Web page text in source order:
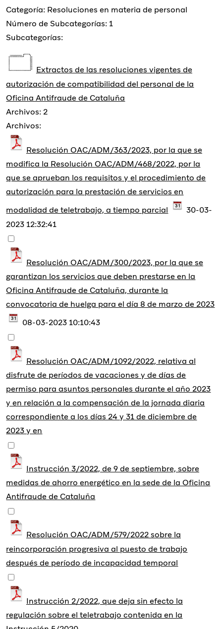
Categoría: Resoluciones en materia de personal
Número de Subcategorías: 1
Subcategorías:
Extractos de las resoluciones vigentes de
autorización de compatibilidad del personal de la
Oficina Antifraude de Cataluña
Archivos: 2
Archivos:
Resolución OAC/ADM/363/2023, por la que se
modifica la Resolución OAC/ADM/468/2022, por la
que se aprueban los requisitos y el procedimiento de
autorización para la prestación de servicios en
modalidad de teletrabajo, a tiempo parcial
30-03-
2023 12:32:41
Resolución OAC/ADM/300/2023, por la que se
garantizan los servicios que deben prestarse en la
Oficina Antifraude de Cataluña, durante la
convocatoria de huelga para el día 8 de marzo de 2023
08-03-2023 10:10:43
Resolución OAC/ADM/1092/2022, relativa al
disfrute de períodos de vacaciones y de días de
permiso para asuntos personales durante el año 2023
y en relación a la compensación de la jornada diaria
correspondiente a los días 24 y 31 de diciembre de
2023 y en
Instrucción 3/2022, de 9 de septiembre, sobre
medidas de ahorro energético en la sede de la Oficina
Antifraude de Cataluña
Resolución OAC/ADM/579/2022 sobre la
reincorporación progresiva al puesto de trabajo
después de período de incapacidad temporal
Instrucción 2/2022, que deja sin efecto la
regulación sobre el teletrabajo contenida en la